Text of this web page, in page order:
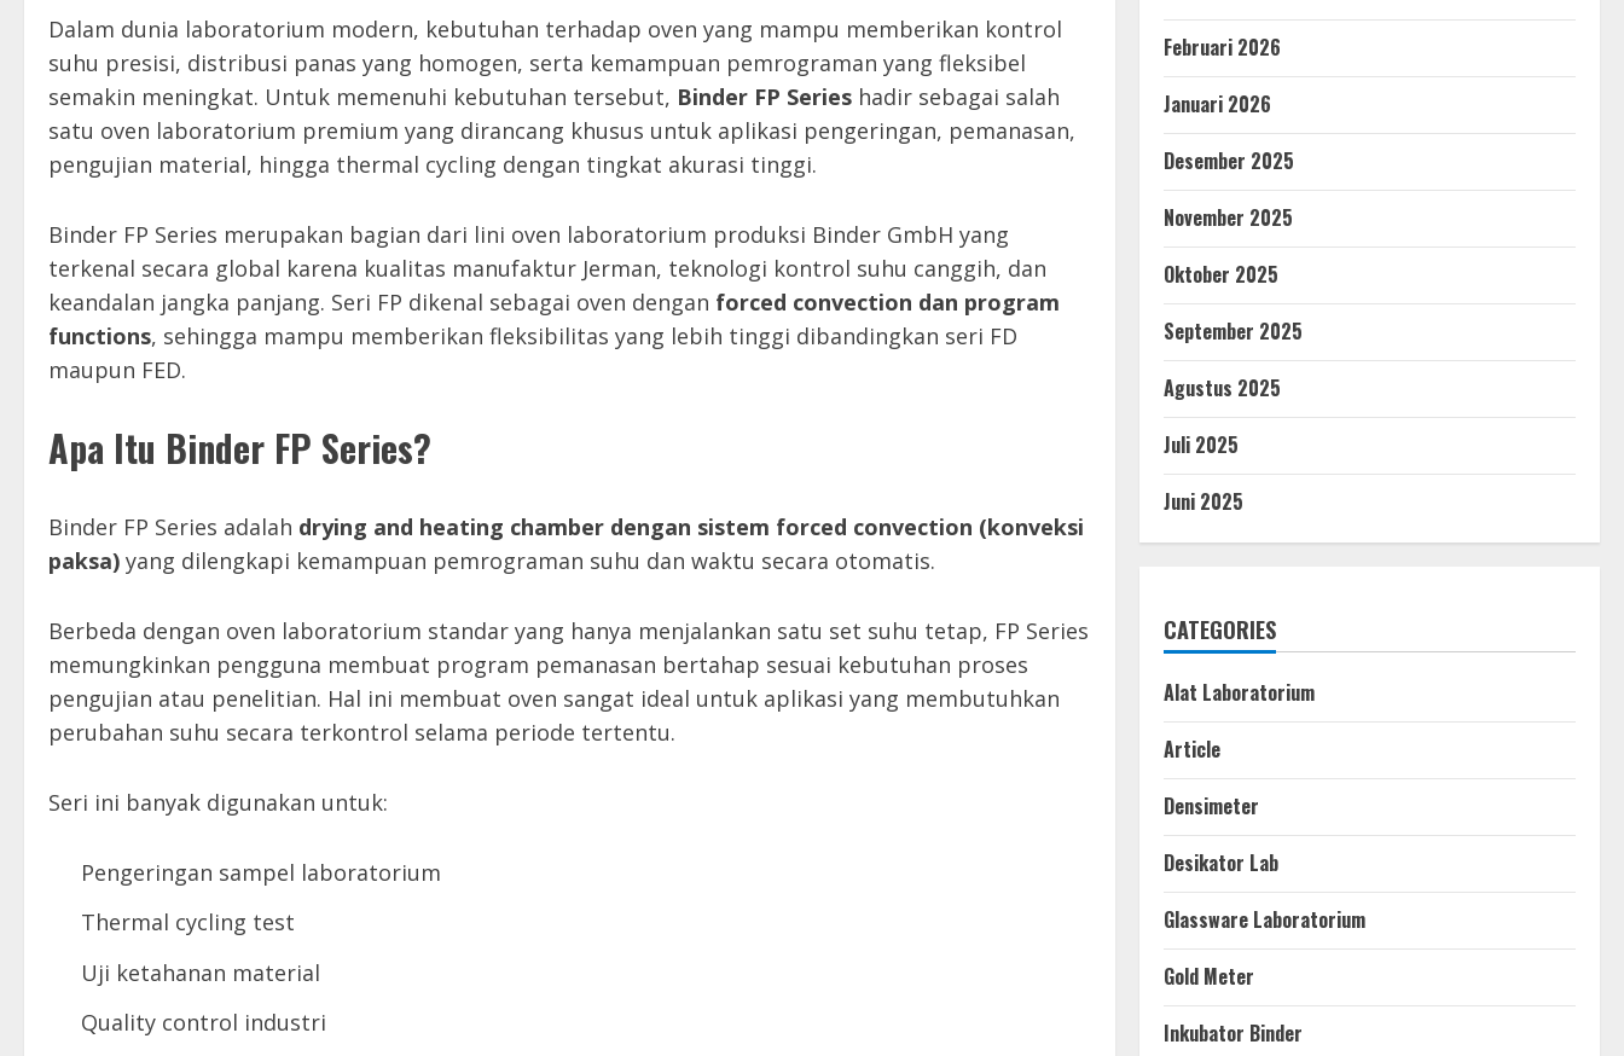
Dalam dunia laboratorium modern, kebutuhan terhadap oven yang mampu memberikan kontrol
suhu presisi, distribusi panas yang homogen, serta kemampuan pemrograman yang fleksibel
semakin meningkat. Untuk memenuhi kebutuhan tersebut, Binder FP Series hadir sebagai salah
satu oven laboratorium premium yang dirancang khusus untuk aplikasi pengeringan, pemanasan,
pengujian material, hingga thermal cycling dengan tingkat akurasi tinggi.
Binder FP Series merupakan bagian dari lini oven laboratorium produksi Binder GmbH yang
terkenal secara global karena kualitas manufaktur Jerman, teknologi kontrol suhu canggih, dan
keandalan jangka panjang. Seri FP dikenal sebagai oven dengan forced convection dan program
functions, sehingga mampu memberikan fleksibilitas yang lebih tinggi dibandingkan seri FD
maupun FED.
Apa Itu Binder FP Series?
Binder FP Series adalah drying and heating chamber dengan sistem forced convection (konveksi
paksa) yang dilengkapi kemampuan pemrograman suhu dan waktu secara otomatis.
Berbeda dengan oven laboratorium standar yang hanya menjalankan satu set suhu tetap, FP Series
memungkinkan pengguna membuat program pemanasan bertahap sesuai kebutuhan proses
pengujian atau penelitian. Hal ini membuat oven sangat ideal untuk aplikasi yang membutuhkan
perubahan suhu secara terkontrol selama periode tertentu.
Seri ini banyak digunakan untuk:
Pengeringan sampel laboratorium
Thermal cycling test
Uji ketahanan material
Quality control industri
Februari 2026
Januari 2026
Desember 2025
November 2025
Oktober 2025
September 2025
Agustus 2025
Juli 2025
Juni 2025
CATEGORIES
Alat Laboratorium
Article
Densimeter
Desikator Lab
Glassware Laboratorium
Gold Meter
Inkubator Binder